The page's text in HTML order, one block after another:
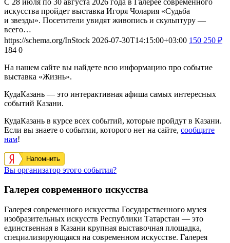
искусства пройдет выставка Игоря Чолария «Судьба
и звезды». Посетители увидят живопись и скульптуру —
всего…
https://schema.org/InStock 2026-07-30T14:15:00+03:00 150 250 ₽
184 0
На нашем сайте вы найдете всю информацию про событие
выставка «Жизнь».
КудаКазань — это интерактивная афиша самых интересных
событий Казани.
КудаКазань в курсе всех событий, которые пройдут в Казани.
Если вы знаете о событии, которого нет на сайте, сообщите
нам!
Напомнить
Вы организатор этого события?
Галерея современного искусства
Галерея современного искусства Государственного музея
изобразительных искусств Республики Татарстан — это
единственная в Казани крупная выставочная площадка,
специализирующаяся на современном искусстве. Галерея